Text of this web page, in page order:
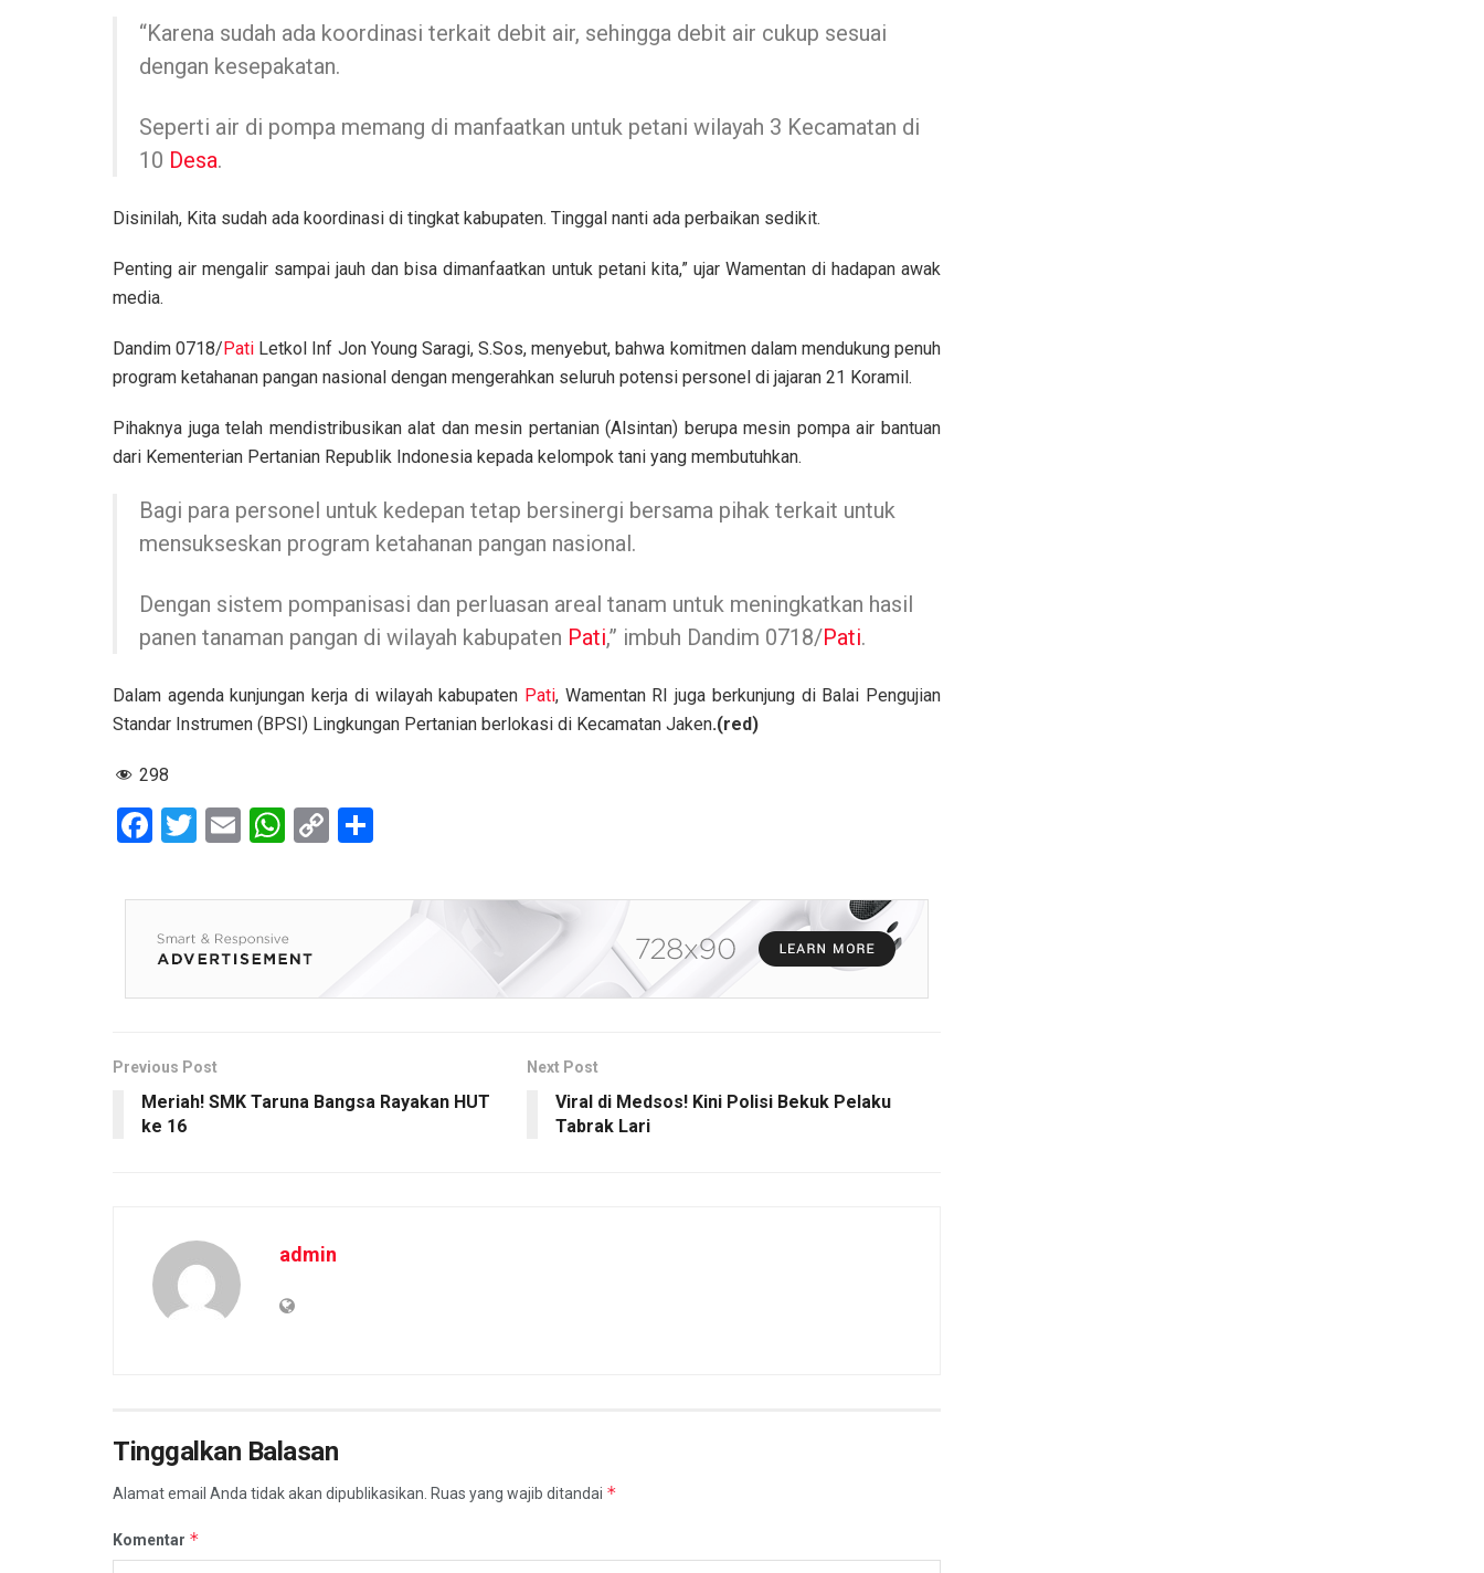
“Karena sudah ada koordinasi terkait debit air, sehingga debit air cukup sesuai
dengan kesepakatan.
Seperti air di pompa memang di manfaatkan untuk petani wilayah 3 Kecamatan di
10 Desa.
Disinilah, Kita sudah ada koordinasi di tingkat kabupaten. Tinggal nanti ada perbaikan sedikit.
Penting air mengalir sampai jauh dan bisa dimanfaatkan untuk petani kita,” ujar Wamentan di hadapan awak
media.
Dandim 0718/Pati Letkol Inf Jon Young Saragi, S.Sos, menyebut, bahwa komitmen dalam mendukung penuh
program ketahanan pangan nasional dengan mengerahkan seluruh potensi personel di jajaran 21 Koramil.
Pihaknya juga telah mendistribusikan alat dan mesin pertanian (Alsintan) berupa mesin pompa air bantuan
dari Kementerian Pertanian Republik Indonesia kepada kelompok tani yang membutuhkan.
Bagi para personel untuk kedepan tetap bersinergi bersama pihak terkait untuk
mensukseskan program ketahanan pangan nasional.
Dengan sistem pompanisasi dan perluasan areal tanam untuk meningkatkan hasil
panen tanaman pangan di wilayah kabupaten Pati,” imbuh Dandim 0718/Pati.
Dalam agenda kunjungan kerja di wilayah kabupaten Pati, Wamentan RI juga berkunjung di Balai Pengujian
Standar Instrumen (BPSI) Lingkungan Pertanian berlokasi di Kecamatan Jaken.(red)
298
F
ce
b
o
o
T
tt
er
E
ail
W
at
s
A
p
C
py
k
ar
Previous Post
Meriah! SMK Taruna Bangsa Rayakan HUT
ke 16
Next Post
Viral di Medsos! Kini Polisi Bekuk Pelaku
Tabrak Lari
admin
Tinggalkan Balasan
Alamat email Anda tidak akan dipublikasikan. Ruas yang wajib ditandai *
Komentar *